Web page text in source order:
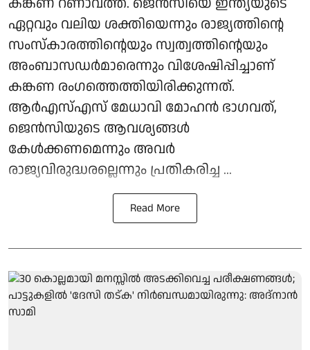
ഏറ്റവും വലിയ ശക്തിയെന്നും രാജ്യത്തിന്റെ
സംസ്കാരത്തിന്റെയും സ്വത്വത്തിന്റെയും
അംബാസഡർമാരെന്നും വിശേഷിപ്പിച്ചാണ്
കങ്കണ രംഗത്തെത്തിയിരിക്കുന്നത്.
ആർഎസ്എസ് മേധാവി മോഹൻ ഭാഗവത്,
ജെൻസിയുടെ ആവശ്യങ്ങൾ
കേൾക്കണമെന്നും അവർ
രാജ്യവിരുദ്ധരല്ലെന്നും പ്രതികരിച്ച ...
Read More